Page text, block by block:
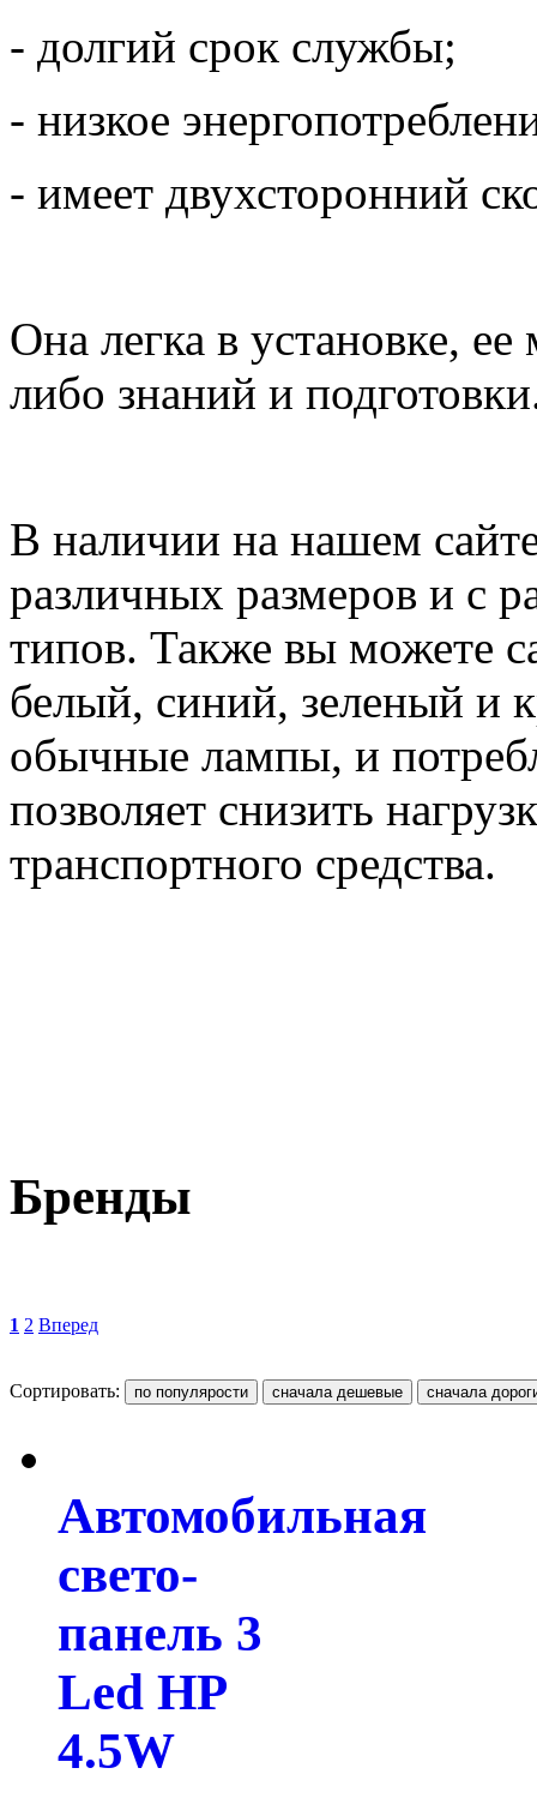
- долгий срок службы;
- низкое
- имеет двухсторонний
Она легка в установке,
либо знаний и
В наличии на нашем
различных размеров и с
типов. Также вы можете
белый, синий, зеленый и
обычные лампы, и
позволяет снизить
транспортного средства.
Бренды
1 2 Вперед
Сортировать:
Автомобильная
свето-
панель 3
Led HP
4.5W